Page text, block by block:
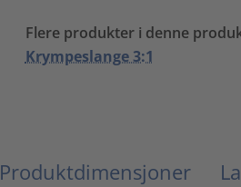
Flere produkter i denne
Krympeslange 3:1
Produktdimensjoner